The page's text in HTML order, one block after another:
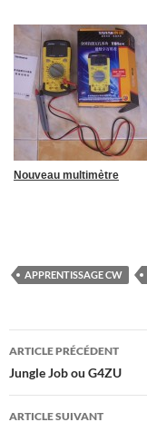
Nouveau multimètre
APPRENTISSAGE CW
Navigation
des
articles
ARTICLE PRÉCÉDENT
Jungle Job ou G4ZU
ARTICLE SUIVANT